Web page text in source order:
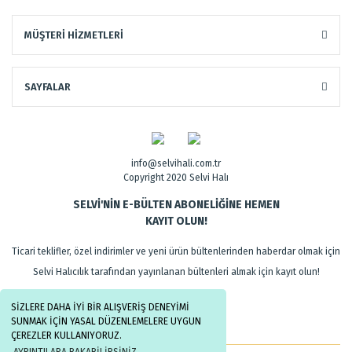
SİZLERE DAHA İYİ BİR ALIŞVERİŞ DENEYİMİ
SUNMAK İÇİN YASAL DÜZENLEMELERE UYGUN
ÇEREZLER KULLANIYORUZ.
MÜŞTERİ HİZMETLERİ
SAYFALAR
info@selvihali.com.tr
Copyright 2020 Selvi Halı
SELVİ'NİN E-BÜLTEN ABONELİĞİNE HEMEN
KAYIT OLUN!
Ticari teklifler, özel indirimler ve yeni ürün bültenlerinden haberdar olmak için
Selvi Halıcılık tarafından yayınlanan bültenleri almak için kayıt olun!